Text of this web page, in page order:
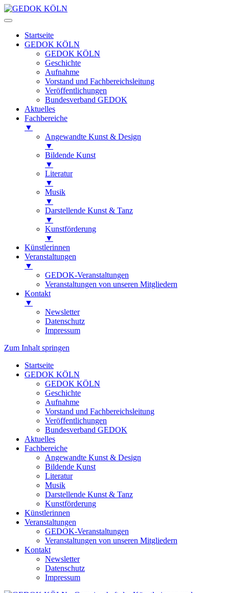
Startseite
GEDOK KÖLN
GEDOK KÖLN
Geschichte
Aufnahme
Vorstand und Fachbereichsleitung
Veröffentlichungen
Bundesverband GEDOK
Aktuelles
Fachbereiche
▼
Angewandte Kunst & Design
▼
Bildende Kunst
▼
Literatur
▼
Musik
▼
Darstellende Kunst & Tanz
▼
Kunstförderung
▼
Künstlerinnen
Veranstaltungen
▼
GEDOK-Veranstaltungen
Veranstaltungen von unseren Mitgliedern
Kontakt
▼
Newsletter
Datenschutz
Impressum
Zum Inhalt springen
Startseite
GEDOK KÖLN
GEDOK KÖLN
Geschichte
Aufnahme
Vorstand und Fachbereichsleitung
Veröffentlichungen
Bundesverband GEDOK
Aktuelles
Fachbereiche
Angewandte Kunst & Design
Bildende Kunst
Literatur
Musik
Darstellende Kunst & Tanz
Kunstförderung
Künstlerinnen
Veranstaltungen
GEDOK-Veranstaltungen
Veranstaltungen von unseren Mitgliedern
Kontakt
Newsletter
Datenschutz
Impressum